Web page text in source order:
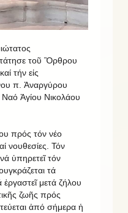
τοῦ Ὂρθρου
τήν εἰς
π. Ἀναργύρου
Ἁγίου Νικολάου
πρός τόν νέο
νουθεσίες. Τόν
ὑπηρετεῖ τόν
τά
μετά ζήλου
ζωῆς πρός
ἀπό σήμερα ἡ